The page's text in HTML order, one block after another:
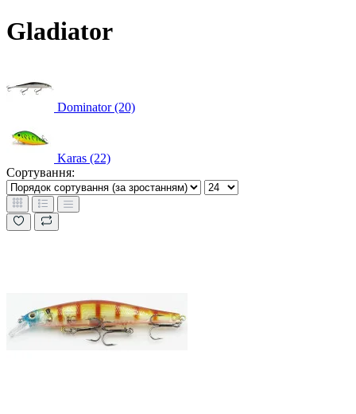
Gladiator
Dominator (20)
Karas (22)
Сортування: